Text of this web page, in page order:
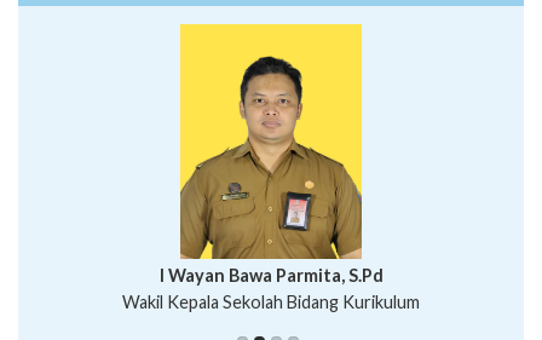
Putu Suhartana, S.Pd.
I Wayan Bawa Parmita, S.Pd
Wakil Kepala Sekolah Bidang Kurikulum
I Wayan Gede Aditya Pratita, S.Pd., M.Sn
Ni Wayan Nopi Sutantri, S.Pd.